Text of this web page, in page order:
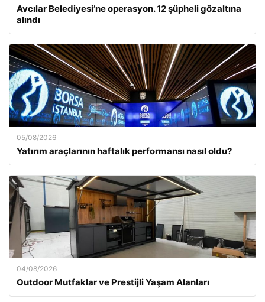
Avcılar Belediyesi’ne operasyon. 12 şüpheli gözaltına
alındı
05/08/2026
Yatırım araçlarının haftalık performansı nasıl oldu?
04/08/2026
Outdoor Mutfaklar ve Prestijli Yaşam Alanları